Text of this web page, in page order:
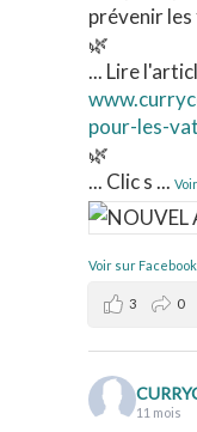
prévenir
🌿
... Lire
pour-les-
🌿
... Clic s...
Voir sur Facebook
3 0
11 mois